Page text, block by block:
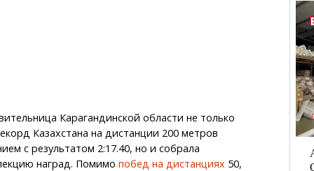
Карагандинской области не только
Казахстана на дистанции 200 метров
с результатом 2:17.40, но и собрала
наград. Помимо побед на дистанциях 50,